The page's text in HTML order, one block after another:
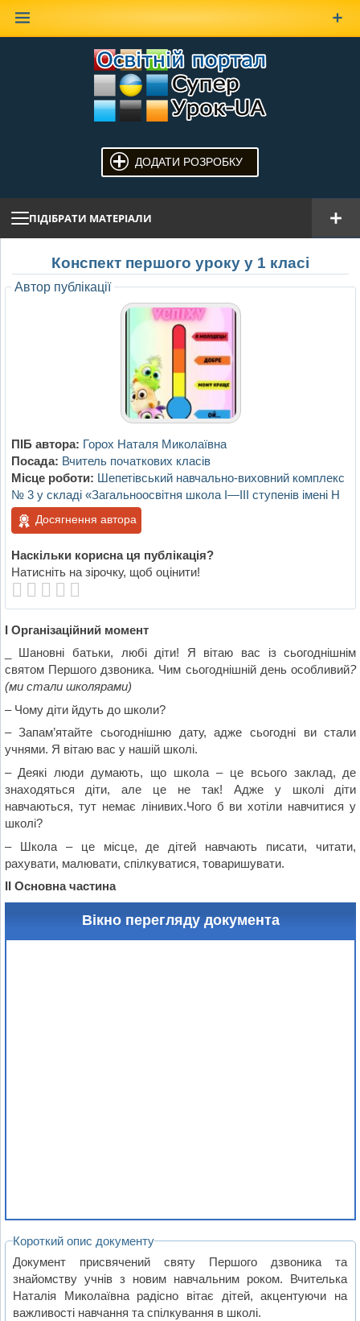
ДОДАТИ РОЗРОБКУ
ПІДІБРАТИ МАТЕРІАЛИ
Конспект першого уроку у 1 класі
Автор публікації
ПІБ автора: Горох Наталя Миколаївна
Посада: Вчитель початкових класів
Місце роботи: Шепетівський навчально-виховний комплекс
№ 3 у складі «Загальноосвітня школа І—III ступенів імені Н
Досягнення автора
Наскільки корисна ця публікація?
Натисніть на зірочку, щоб оцінити!
І Організаційний момент
_ Шановні батьки, любі діти! Я вітаю вас із сьогоднішнім
святом Першого дзвоника. Чим сьогоднішній день особливий?
(ми стали школярами)
– Чому діти йдуть до школи?
– Запам’ятайте сьогоднішню дату, адже сьогодні ви стали
учнями. Я вітаю вас у нашій школі.
– Деякі люди думають, що школа – це всього заклад, де
знаходяться діти, але це не так! Адже у школі діти
навчаються, тут немає лінивих.Чого б ви хотіли навчитися у
школі?
– Школа – це місце, де дітей навчають писати, читати,
рахувати, малювати, спілкуватися, товаришувати.
ІІ Основна частина
Вікно перегляду документа
Короткий опис документу
Документ присвячений святу Першого дзвоника та
знайомству учнів з новим навчальним роком. Вчителька
Наталія Миколаївна радісно вітає дітей, акцентуючи на
важливості навчання та спілкування в школі.